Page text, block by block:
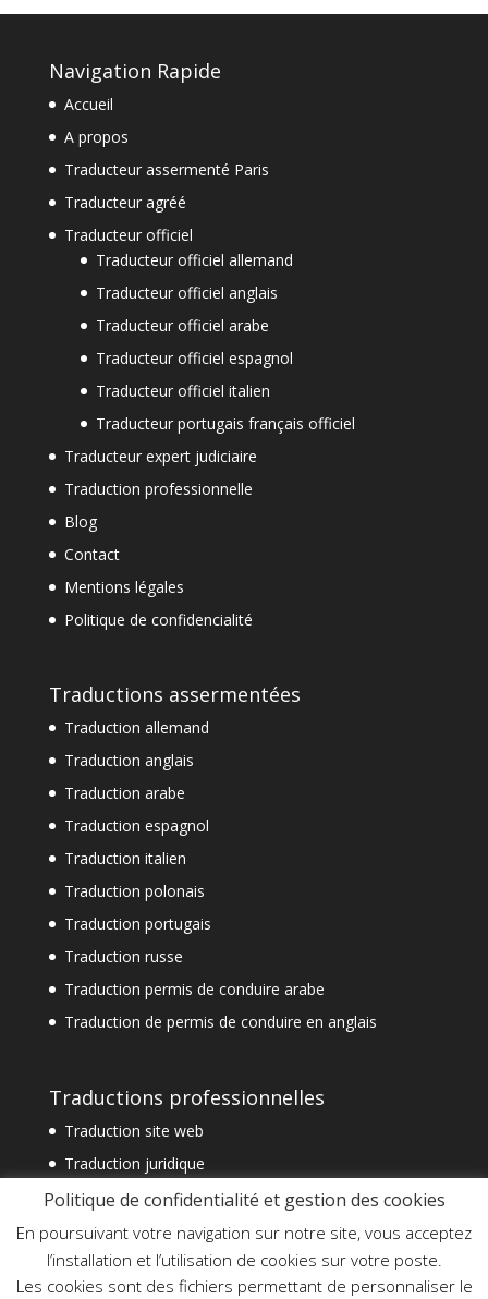
Navigation Rapide
Accueil
A propos
Traducteur assermenté Paris
Traducteur agréé
Traducteur officiel
Traducteur officiel allemand
Traducteur officiel anglais
Traducteur officiel arabe
Traducteur officiel espagnol
Traducteur officiel italien
Traducteur portugais français officiel
Traducteur expert judiciaire
Traduction professionnelle
Blog
Contact
Mentions légales
Politique de confidencialité
Traductions assermentées
Traduction allemand
Traduction anglais
Traduction arabe
Traduction espagnol
Traduction italien
Traduction polonais
Traduction portugais
Traduction russe
Traduction permis de conduire arabe
Traduction de permis de conduire en anglais
Traductions professionnelles
Traduction site web
Traduction juridique
Traduction technique
Traduction spécialisée
Traduction financière
Traduction commerciale
Politique de confidentialité et gestion des cookies
En poursuivant votre navigation sur notre site, vous acceptez
l’installation et l’utilisation de cookies sur votre poste.
Les cookies sont des fichiers permettant de personnaliser le